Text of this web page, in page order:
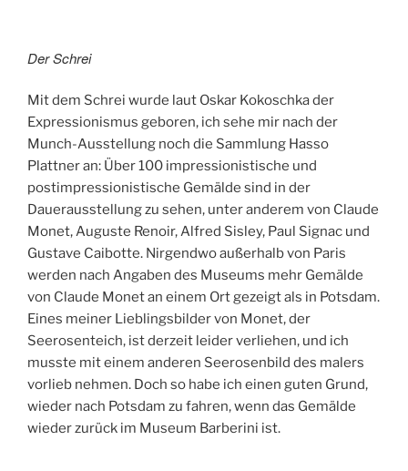
Der Schrei
Mit dem Schrei wurde laut Oskar Kokoschka der
Expressionismus geboren, ich sehe mir nach der
Munch-Ausstellung noch die Sammlung Hasso
Plattner an: Über 100 impressionistische und
postimpressionistische Gemälde sind in der
Dauerausstellung zu sehen, unter anderem von Claude
Monet, Auguste Renoir, Alfred Sisley, Paul Signac und
Gustave Caibotte. Nirgendwo außerhalb von Paris
werden nach Angaben des Museums mehr Gemälde
von Claude Monet an einem Ort gezeigt als in Potsdam.
Eines meiner Lieblingsbilder von Monet, der
Seerosenteich, ist derzeit leider verliehen, und ich
musste mit einem anderen Seerosenbild des malers
vorlieb nehmen. Doch so habe ich einen guten Grund,
wieder nach Potsdam zu fahren, wenn das Gemälde
wieder zurück im Museum Barberini ist.